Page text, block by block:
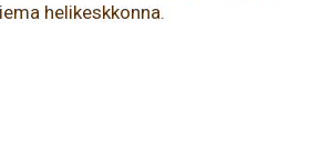
helikeskkonna.